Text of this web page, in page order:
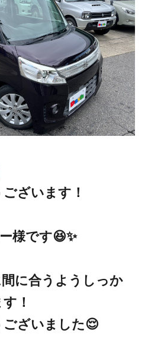
ざいます！
様です😆✨
に合うようしっか
！
ざいました😌